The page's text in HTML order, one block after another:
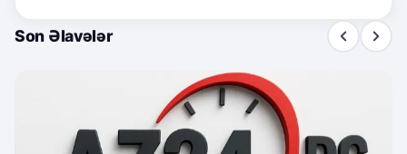
Son Əlavələr